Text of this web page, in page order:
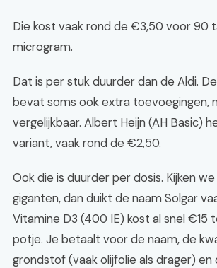
Die kost vaak rond de €3,50 voor 90
microgram.
Dat is per stuk duurder dan de Aldi.
bevat soms ook extra toevoegingen,
vergelijkbaar. Albert Heijn (AH Basic)
variant, vaak rond de €2,50.
Ook die is duurder per dosis. Kijken
giganten, dan duikt de naam Solgar
Vitamine D3 (400 IE) kost al snel
potje. Je betaalt voor de naam, de
grondstof (vaak olijfolie als drager) en